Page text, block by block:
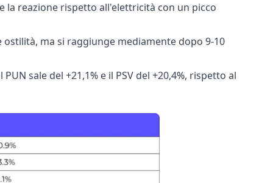
la reazione rispetto all'elettricità con un picco
ma si raggiunge mediamente dopo 9-10
sale del +21,1% e il PSV del +20,4%, rispetto al